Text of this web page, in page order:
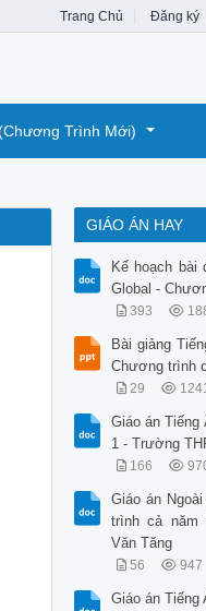
Trang Chủ Đăng ký
Trình Mới)
GIÁO ÁN HAY
Kế hoạch bài
Global -
393
Bài giảng
Chương trình
29
Giáo án
1 - Trường
166
Giáo án
trình cả năm
Văn Tăng
56 947
Giáo án